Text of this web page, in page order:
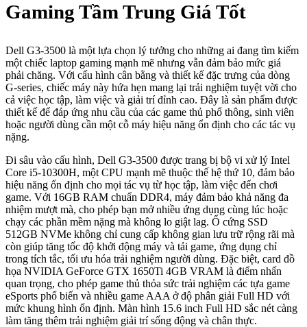
Gaming Tầm Trung Giá Tốt
Dell G3-3500 là một lựa chọn lý tưởng cho những ai đang tìm kiếm
một chiếc laptop gaming mạnh mẽ nhưng vẫn đảm bảo mức giá
phải chăng. Với cấu hình cân bằng và thiết kế đặc trưng của dòng
G-series, chiếc máy này hứa hẹn mang lại trải nghiệm tuyệt vời cho
cả việc học tập, làm việc và giải trí đỉnh cao. Đây là sản phẩm được
thiết kế để đáp ứng nhu cầu của các game thủ phổ thông, sinh viên
hoặc người dùng cần một cỗ máy hiệu năng ổn định cho các tác vụ
nặng.
Đi sâu vào cấu hình, Dell G3-3500 được trang bị bộ vi xử lý Intel
Core i5-10300H, một CPU mạnh mẽ thuộc thế hệ thứ 10, đảm bảo
hiệu năng ổn định cho mọi tác vụ từ học tập, làm việc đến chơi
game. Với 16GB RAM chuẩn DDR4, máy đảm bảo khả năng đa
nhiệm mượt mà, cho phép bạn mở nhiều ứng dụng cùng lúc hoặc
chạy các phần mềm nặng mà không lo giật lag. Ổ cứng SSD
512GB NVMe không chỉ cung cấp không gian lưu trữ rộng rãi mà
còn giúp tăng tốc độ khởi động máy và tải game, ứng dụng chỉ
trong tích tắc, tối ưu hóa trải nghiệm người dùng. Đặc biệt, card đồ
họa NVIDIA GeForce GTX 1650Ti 4GB VRAM là điểm nhấn
quan trọng, cho phép game thủ thỏa sức trải nghiệm các tựa game
eSports phổ biến và nhiều game AAA ở độ phân giải Full HD với
mức khung hình ổn định. Màn hình 15.6 inch Full HD sắc nét càng
làm tăng thêm trải nghiệm giải trí sống động và chân thực.